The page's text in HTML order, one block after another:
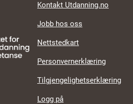
Kontakt Utdanning.no
Jobb hos oss
Nettstedkart
Personvernerklæring
Tilgjengelighetserklæring
Logg på